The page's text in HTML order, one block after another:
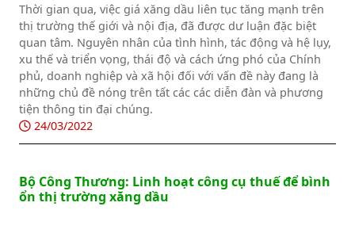
Thời gian qua, việc giá xăng dầu liên tục tăng mạnh trên
thị trường thế giới và nội địa, đã được dư luận đặc biệt
quan tâm. Nguyên nhân của tình hình, tác động và hệ lụy,
xu thế và triển vọng, thái độ và cách ứng phó của Chính
phủ, doanh nghiệp và xã hội đối với vấn đề này đang là
những chủ đề nóng trên tất các các diễn đàn và phương
tiện thông tin đại chúng.
24/03/2022
Bộ Công Thương: Linh hoạt công cụ thuế để bình
ổn thị trường xăng dầu